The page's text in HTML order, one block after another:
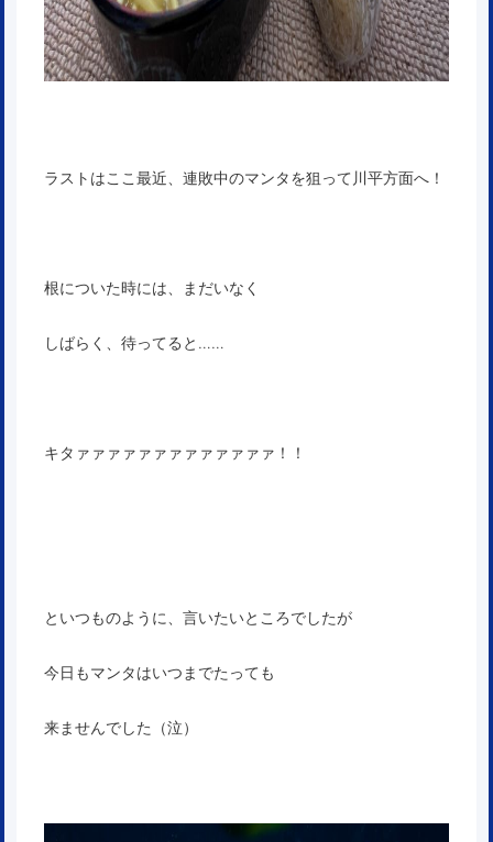
ラストはここ最近、連敗中のマンタを狙って川平方面へ！
根についた時には、まだいなく
しばらく、待ってると……
キタァァァァァァァァァァァァァ！！
といつものように、言いたいところでしたが
今日もマンタはいつまでたっても
来ませんでした（泣）